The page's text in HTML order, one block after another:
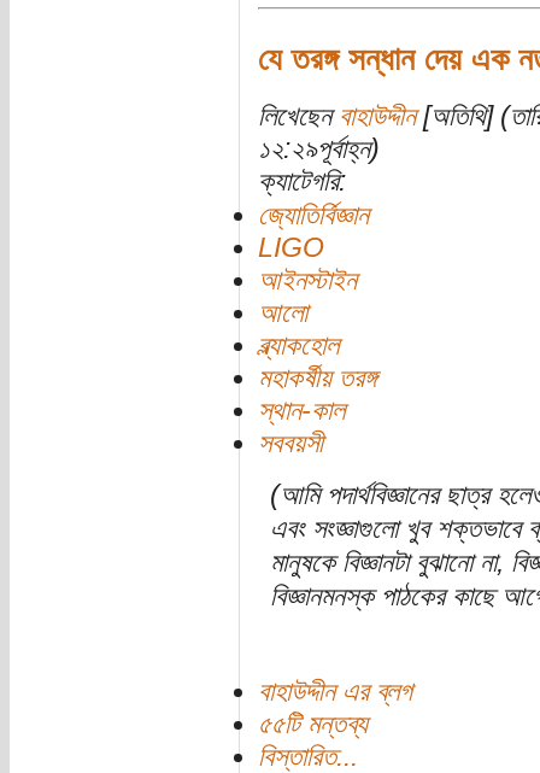
যে তরঙ্গ সন্ধান দেয় এক
লিখেছেন বাহাউদ্দীন[অতিথি]
১২:২৯পূর্বাহ্ন)
ক্যাটেগরি:
জ্যোতির্বিজ্ঞান
LIGO
আইনস্টাইন
আলো
ব্ল্যাকহোল
মহাকর্ষীয় তরঙ্গ
স্থান-কাল
সববয়সী
(আমি পদার্থবিজ্ঞানের ছাত্র
এবং সংজ্ঞাগুলো খুব শক্তভাবে
মানুষকে বিজ্ঞানটা বুঝানো না,
বিজ্ঞানমনস্ক পাঠকের কাছে
বাহাউদ্দীন এর ব্লগ
৫৫টি মন্তব্য
বিস্তারিত...